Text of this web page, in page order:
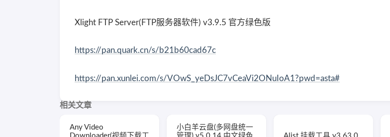
Xlight FTP Server(FTP服务器软件) v3.9.5 官方绿色版
https://pan.quark.cn/s/b21b60cad67c
https://pan.xunlei.com/s/VOwS_yeDsJC7vCeaVi2ONuIoA1?pwd=asta#
相关文章
Any Video
Downloader(视频下载工
小白羊云盘(多网盘统一
管理) v5.0.14 中文绿色
Alist 挂载工具 v3.63.0